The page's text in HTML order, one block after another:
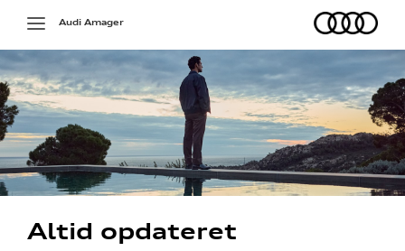
Toggle
navigation
Audi
Audi Amager
Altid opdateret